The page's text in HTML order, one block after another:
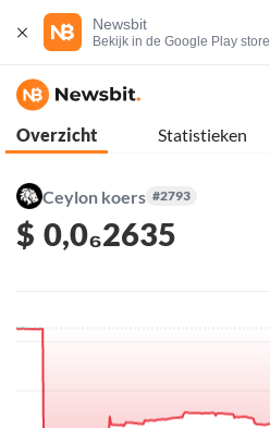
Newsbit
Bekijk in de Google Play store
Overzicht Statistieken
Ceylon koers #2793
$ 0,0₆2635